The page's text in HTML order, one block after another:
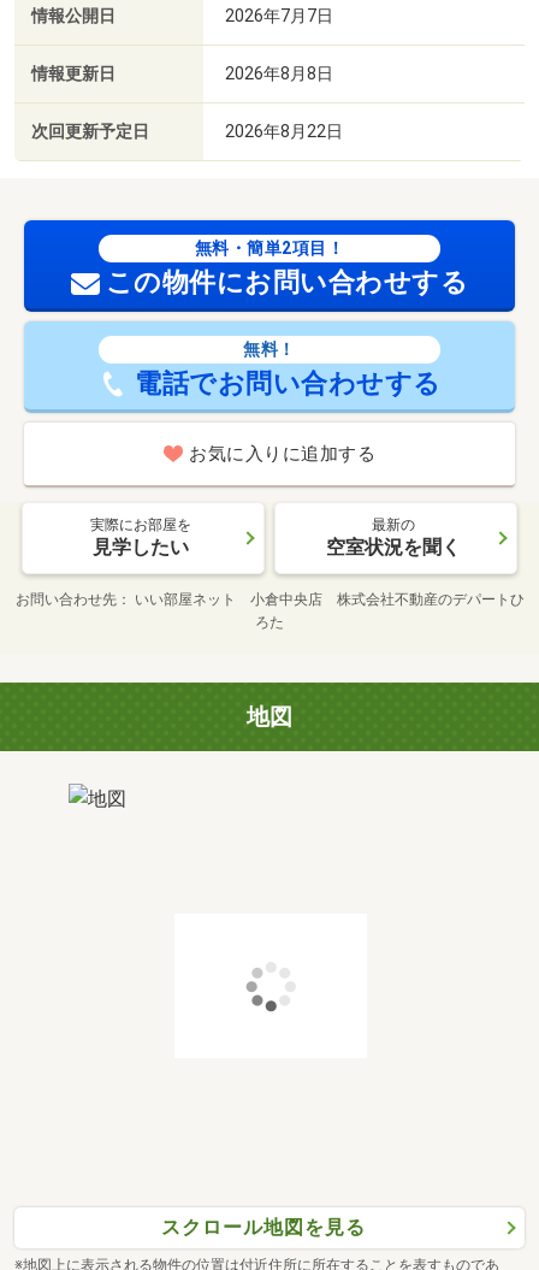
情報公開日 2026年7月7日
情報更新日 2026年8月8日
次回更新予定日 2026年8月22日
無料・簡単2項目！
この物件にお問い合わせする
無料！
電話でお問い合わせする
お気に入りに追加する
実際にお部屋を
見学したい
最新の
空室状況を聞く
お問い合わせ先
いい部屋ネット 小倉中央店 株式会社不動産のデパートひ
ろた
地図
スクロール地図を見る
※地図上に表示される物件の位置は付近住所に所在することを表すものであ